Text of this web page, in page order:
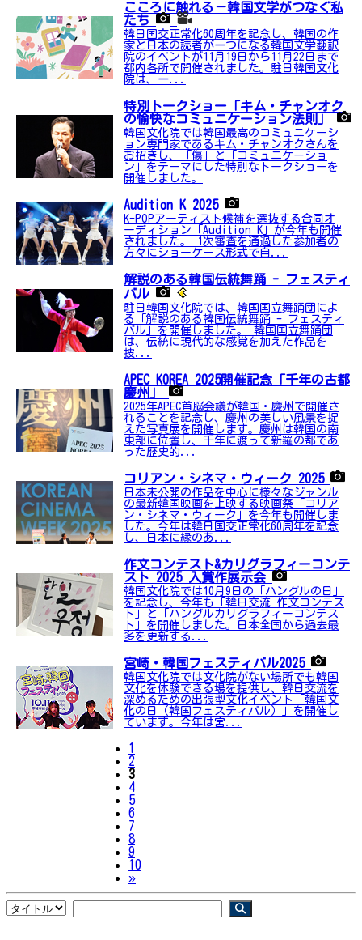
こころに触れる－韓国文学がつなぐ私
たち
韓日国交正常化60周年を記念し、韓国の作
家と日本の読者が一つになる韓国文学翻訳
院のイベントが11月19日から11月22日まで
都内各所で開催されました。駐日韓国文化
院は、一...
特別トークショー「キム・チャンオク
の愉快なコミュニケーション法則」
韓国文化院では韓国最高のコミュニケーシ
ョン専門家であるキム・チャンオクさんを
お招きし、「傷」と「コミュニケーショ
ン」をテーマにした特別なトークショーを
開催しました。
Audition K 2025
K-POPアーティスト候補を選抜する合同オ
ーディション「Audition K」が今年も開催
されました。 1次審査を通過した参加者の
方々にショーケース形式で自...
解説のある韓国伝統舞踊 - フェスティ
バル
駐日韓国文化院では、韓国国立舞踊団によ
る「解説のある韓国伝統舞踊 - フェスティ
バル」を開催しました。 韓国国立舞踊団
は、伝統に現代的な感覚を加えた作品を
披...
APEC KOREA 2025開催記念「千年の古都
慶州」
2025年APEC首脳会議が韓国・慶州で開催さ
れることを記念し、慶州の美しい風景を捉
えた写真展を開催します。慶州は韓国の南
東部に位置し、千年に渡って新羅の都であ
った歴史的...
コリアン・シネマ・ウィーク 2025
日本未公開の作品を中心に様々なジャンル
の最新韓国映画を上映する映画祭「コリア
ン・シネマ・ウィーク」を今年も開催しま
した。今年は韓日国交正常化60周年を記念
し、日本に縁のあ...
作文コンテスト&カリグラフィーコンテ
スト 2025 入賞作展示会
韓国文化院では10月9日の「ハングルの日」
を記念し、今年も「韓日交流 作文コンテス
ト」と「ハングルカリグラフィーコンテス
ト」を開催しました。日本全国から過去最
多を更新する...
宮崎・韓国フェスティバル2025
韓国文化院では文化院がない場所でも韓国
文化を体験できる場を提供し、韓日交流を
深めるための出張型文化イベント「韓国文
化の日（韓国フェスティバル）」を開催し
ています。今年は宮...
1
2
3
4
5
6
7
8
9
10
»Next